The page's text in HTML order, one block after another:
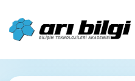
content